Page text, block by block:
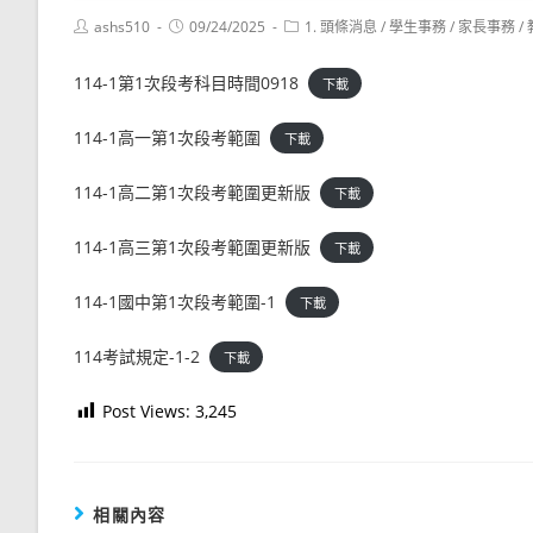
Postashs510
Post09/24/2025
Post1. 頭條消息 /學生事務/ 家長事務/
114-1第1次段考科目時間0918 下載
114-1高一第1次段考範圍 下載
114-1高二第1次段考範圍更新版 下載
114-1高三第1次段考範圍更新版 下載
114-1國中第1次段考範圍-1 下載
114考試規定-1-2 下載
Post Views: 3,245
相關內容